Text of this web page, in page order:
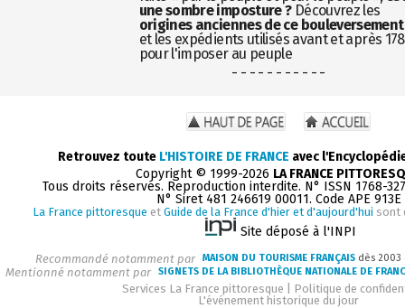
une sombre imposture ?Découvrez les
origines anciennes de ce bouleversement
et les expédients utilisés avant et après
pour l'imposer au peuple
- - - - - - - - - - -
Retrouvez toute L'HISTOIRE DE FRANCE avec
Copyright © 1999-2026 LA FRANCE
Tous droits réservés. Reproduction interdite. N° ISSN 1768-
N° Siret 481 246619 00011. Code APE 913E
La France pittoresque et Guide de la France d'hier et d'aujourd'hui sont
Site déposé à l'INPI
Recommandé notamment par MAISON DU TOURISME FRANÇAIS dès
Mentionné notamment par SIGNETS DE LA BIBLIOTHÈQUE NATIONALE DE
Services La France pittoresque
Politique de
L'événement historique du jour